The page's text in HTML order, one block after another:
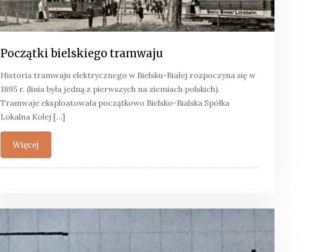
Początki bielskiego tramwaju
Historia tramwaju elektrycznego w Bielsku-Białej rozpoczyna się w
1895 r. (linia była jedną z pierwszych na ziemiach polskich).
Tramwaje eksploatowała początkowo Bielsko-Bialska Spółka
Lokalna Kolej […]
Więcej